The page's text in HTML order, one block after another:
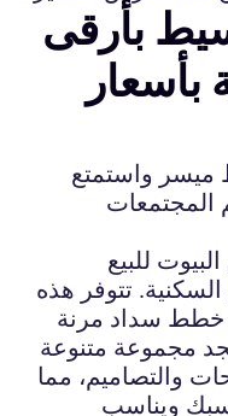
بأرقى
بأسعار
ميسر واستمتع
المجتمعات
للبيع
تتوفر هذه
خطط سداد مرنة
مجموعة متنوعة
والتصاميم، مما
ويناسب